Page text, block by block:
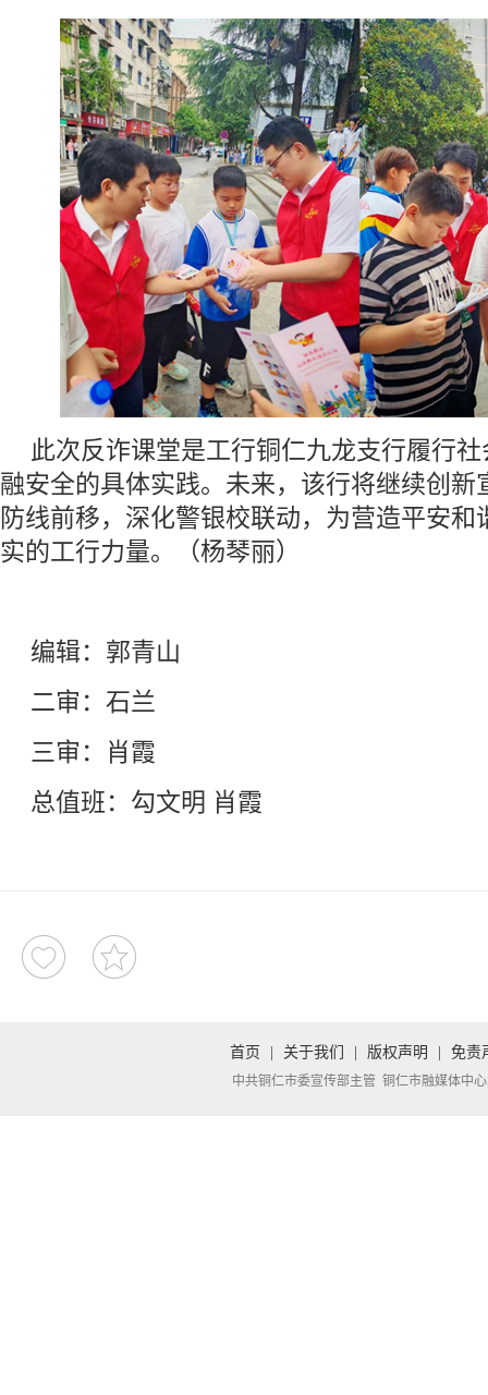
此次反诈课堂是工行铜仁九龙支行履行
融安全的具体实践。未来，该行将继续创新
防线前移，深化警银校联动，为营造平安和
实的工行力量。（杨琴丽）
编辑：郭青山
二审：石兰
三审：肖霞
总值班：勾文明 肖霞
首页 关于我们 版权声明 免责
中共铜仁市委宣传部主管 铜仁市融媒体中心